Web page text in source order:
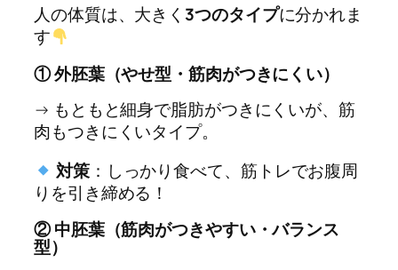
人の体質は、大きく 3つのタイプに分かれま
す
① 外胚葉（やせ型・筋肉がつきにくい）
→ もともと細身で脂肪がつきにくいが、筋
肉もつきにくいタイプ。
対策：しっかり食べて、筋トレでお腹周
りを引き締める！
② 中胚葉（筋肉がつきやすい・バランス
型）